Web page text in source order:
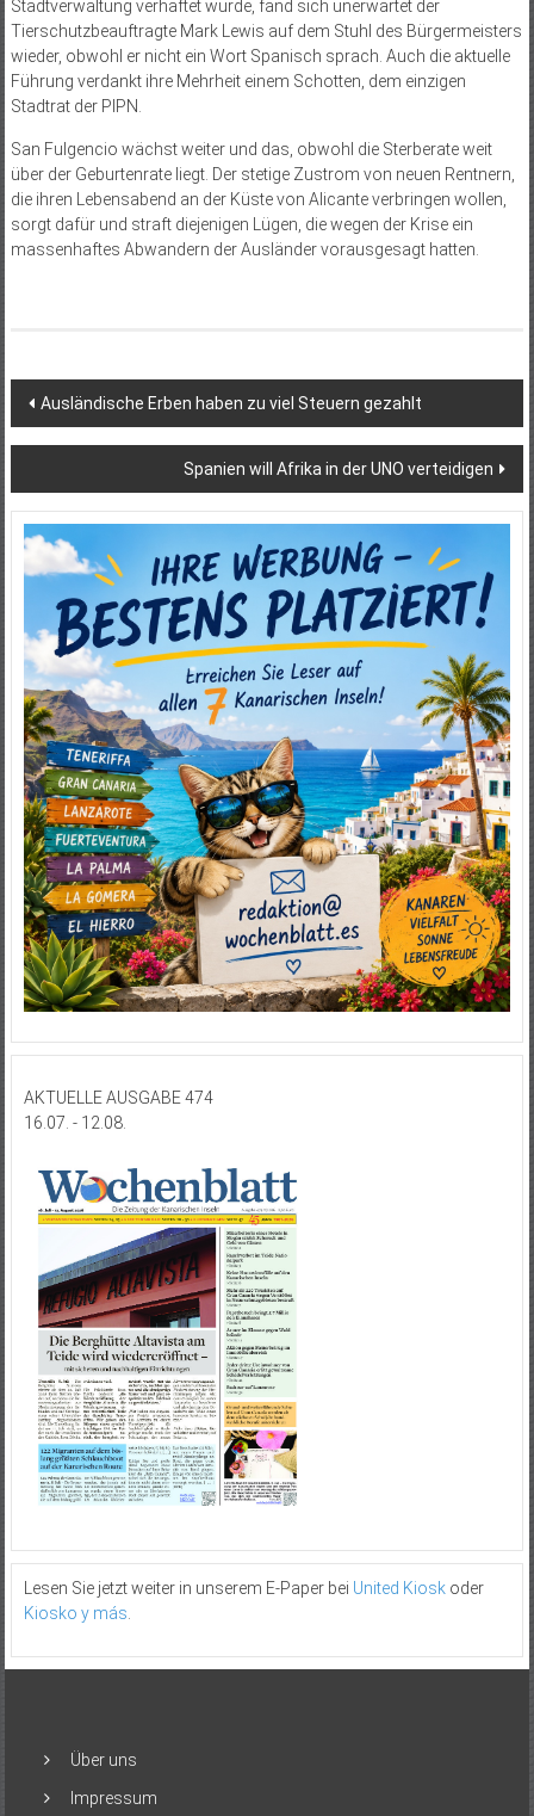
Stadtverwaltung verhaftet wurde, fand sich unerwartet der
Tierschutzbeauftragte Mark Lewis auf dem Stuhl des Bürgermeisters
wieder, obwohl er nicht ein Wort Spanisch sprach. Auch die aktuelle
Führung verdankt ihre Mehrheit einem Schotten, dem einzigen
Stadtrat der PIPN.
San Fulgencio wächst weiter und das, obwohl die Sterberate weit
über der Geburtenrate liegt. Der stetige Zustrom von neuen Rentnern,
die ihren Lebensabend an der Küste von Alicante verbringen wollen,
sorgt dafür und straft diejenigen Lügen, die wegen der Krise ein
massenhaftes Abwandern der Ausländer vorausgesagt hatten.
Beitragsnavigation
Ausländische Erben haben zu viel Steuern gezahlt
Spanien will Afrika in der UNO verteidigen
AKTUELLE AUSGABE 474
16.07. - 12.08.
Lesen Sie jetzt weiter in unserem E-Paper bei United Kioskoder
Kiosko y más.
Über uns
Impressum